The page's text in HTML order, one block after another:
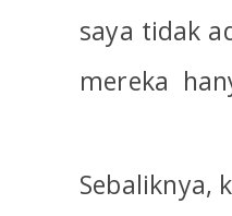
saya tidak
mereka
Sebaliknya,